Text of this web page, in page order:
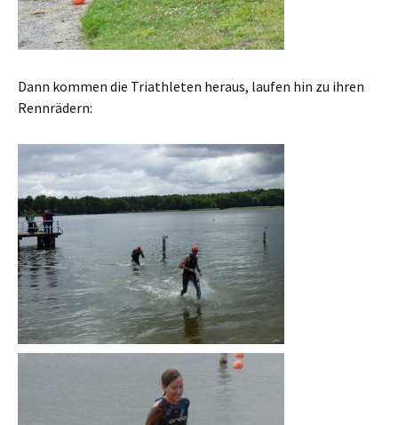
Dann kommen die Triathleten heraus, laufen hin zu ihren
Rennrädern: